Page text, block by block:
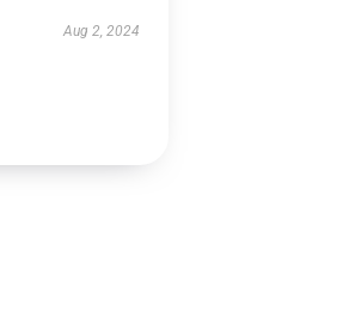
Aug 2, 2024